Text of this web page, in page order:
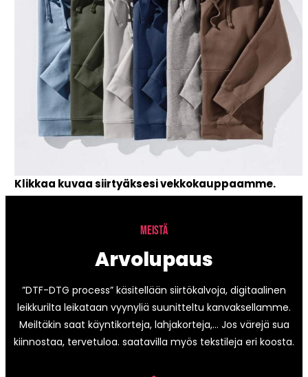
Klikkaa kuvaa siirtyäksesi vekkokauppaamme.
MEISTÄ
Arvolupaus
”DTF-DTG process” käsitellään siirtökalvoja, digitaalinen
leikkurilta leikataan vyynyliä suunitteltu kanvaksellamme.
Meiltäkin saat käyntikorteja, lahjakorteja,… Jos värejä sua
kiinnostaa, tervetuloa. saatavilla myös tekstileja eri koosta.